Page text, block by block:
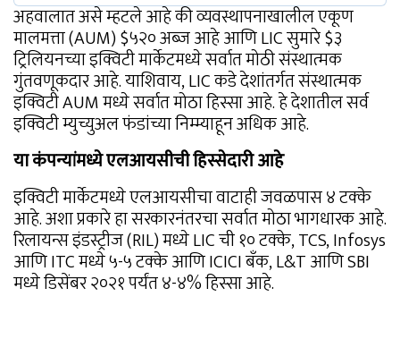
अहवालात असे म्हटले आहे की व्यवस्थापनाखालील एकूण
मालमत्ता (AUM) $५२० अब्ज आहे आणि LIC सुमारे $३
ट्रिलियनच्या इक्विटी मार्केटमध्ये सर्वात मोठी संस्थात्मक
गुंतवणूकदार आहे. याशिवाय, LIC कडे देशांतर्गत संस्थात्मक
इक्विटी AUM मध्ये सर्वात मोठा हिस्सा आहे. हे देशातील सर्व
इक्विटी म्युच्युअल फंडांच्या निम्म्याहून अधिक आहे.
या कंपन्यांमध्ये एलआयसीची हिस्सेदारी आहे
इक्विटी मार्केटमध्ये एलआयसीचा वाटाही जवळपास ४ टक्के
आहे. अशा प्रकारे हा सरकारनंतरचा सर्वात मोठा भागधारक आहे.
रिलायन्स इंडस्ट्रीज (RIL) मध्ये LIC ची १० टक्के, TCS, Infosys
आणि ITC मध्ये ५-५ टक्के आणि ICICI बँक, L&T आणि SBI
मध्ये डिसेंबर २०२१ पर्यंत ४-४% हिस्सा आहे.